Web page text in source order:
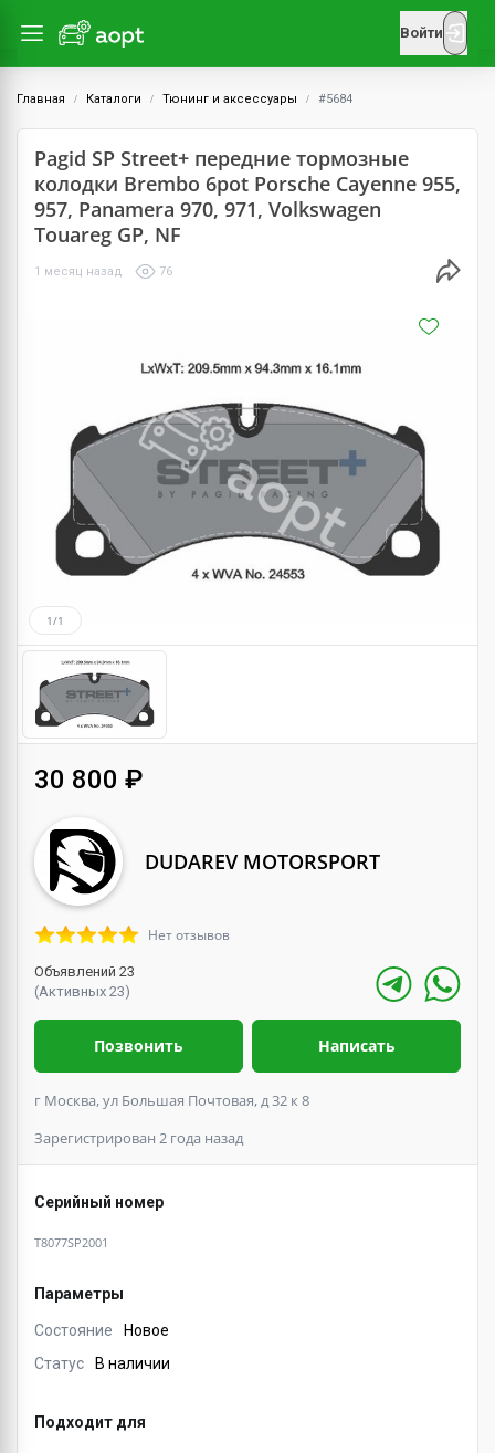
Войти
Главная Каталоги Тюнинг и аксессуары #5684
Pagid SP Street+ передние тормозные
колодки Brembo 6pot Porsche Cayenne 955,
957, Panamera 970, 971, Volkswagen
Touareg GP, NF
1 месяц назад 76
1/1
30 800 ₽
DUDAREV MOTORSPORT
Нет отзывов
Объявлений 23
(Активных 23)
Позвонить Написать
г Москва, ул Большая Почтовая, д 32 к 8
Зарегистрирован 2 года назад
Серийный номер
T8077SP2001
Параметры
Состояние
Новое
Статус
В наличии
Подходит для